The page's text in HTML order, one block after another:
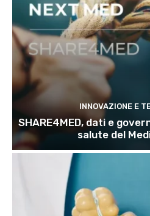
INNOVAZIONE E
SHARE4MED, dati e
salute del